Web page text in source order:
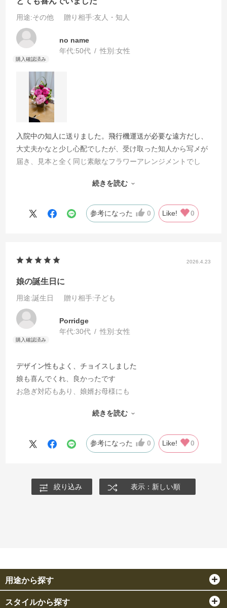
用途:その他 贈り相手:友人・知人
no name
年代:50代 性別:女性
入院中の知人に送りました。飛行機運送が必要な遠方だし、
大丈夫かなと少し心配でしたが、受け取った知人から写メが
届き、見本と全く同じ素敵なフラワーアレンジメントでし
えないため、元気を出してという気持ちを伝えるのにピッタ
りました。ありがとうございました。
続きを読む
参考になった 0 Like! 0
2026.4.23
娘の誕生日に
用途:誕生日 贈り相手:子ども
Porridge
年代:30代 性別:女性
デザイン性もよく、チョイスしました
娘も喜んでくれ、良かったです
お急ぎ対応もあり、娘婿お母様にも
どちらも品よく、また機会がありましたら
続きを読む
参考になった 0 Like! 0
絞り込み 表示：新しい順
用途から探す
スタイルから探す